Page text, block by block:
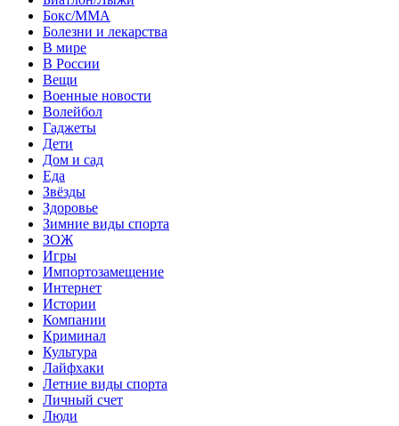
Бокс/MMA
Болезни и лекарства
В мире
В России
Вещи
Военные новости
Волейбол
Гаджеты
Дети
Дом и сад
Еда
Звёзды
Здоровье
Зимние виды спорта
ЗОЖ
Игры
Импортозамещение
Интернет
Истории
Компании
Криминал
Культура
Лайфхаки
Летние виды спорта
Личный счет
Люди